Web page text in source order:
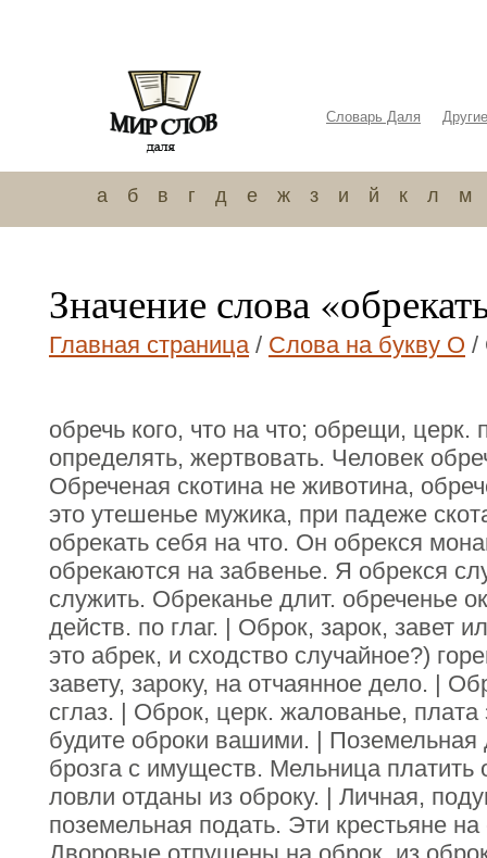
Словарь Даля
а б в г д е ж з и й к л м
Значение слова
Главная страница/ Слова на букву О /
обречь кого, что на что; обрещи, церк.
определять, жертвовать. Человек
Обреченая скотина не животина,
это утешенье мужика, при падеже
обрекать себя на что. Он обрекся
обрекаются на забвенье. Я обрекся
служить. Обреканье длит. обреченье
действ. по глаг. | Оброк, зарок, завет
это абрек, и сходство случайное?)
завету, зароку, на отчаянное дело. |
сглаз. | Оброк, церк. жалованье,
будите оброки вашими. | Поземельная
брозга с имуществ. Мельница платить
ловли отданы из оброку. | Личная,
поземельная подать. Эти крестьяне